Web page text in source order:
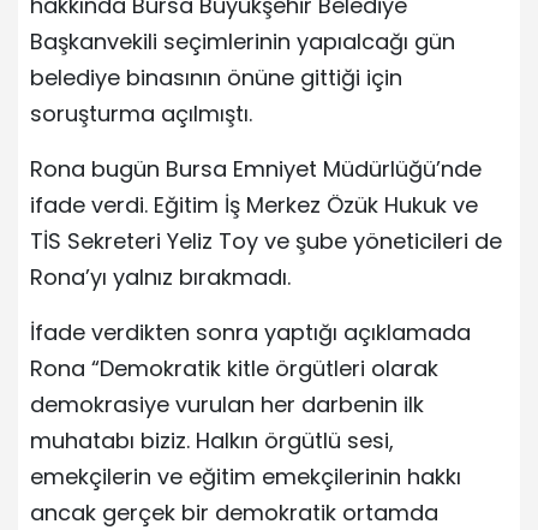
Başkanvekili seçimlerinin yapıalcağı gün
belediye binasının önüne gittiği için
soruşturma açılmıştı.
Rona bugün Bursa Emniyet Müdürlüğü’nde
ifade verdi. Eğitim İş Merkez Özük Hukuk ve
TİS Sekreteri Yeliz Toy ve şube yöneticileri de
Rona’yı yalnız bırakmadı.
İfade verdikten sonra yaptığı açıklamada
Rona “Demokratik kitle örgütleri olarak
demokrasiye vurulan her darbenin ilk
muhatabı biziz. Halkın örgütlü sesi,
emekçilerin ve eğitim emekçilerinin hakkı
ancak gerçek bir demokratik ortamda